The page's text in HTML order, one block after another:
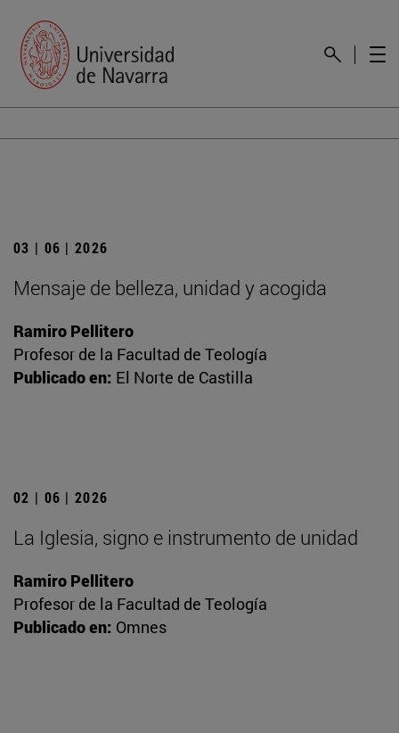
03 | 06 | 2026
Mensaje de belleza, unidad y acogida
Ramiro Pellitero
Profesor de la Facultad de Teología
Publicado en: El Norte de Castilla
02 | 06 | 2026
La Iglesia, signo e instrumento de unidad
Ramiro Pellitero
Profesor de la Facultad de Teología
Publicado en: Omnes